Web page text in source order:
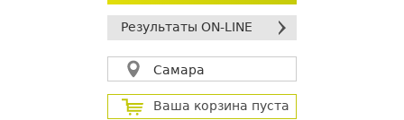
Результаты ON-LINE
Самара
Ваша корзина пуста